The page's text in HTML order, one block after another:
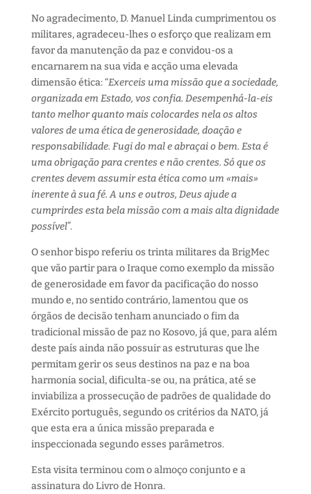
No agradecimento, D. Manuel Linda cumprimentou os
militares, agradeceu-lhes o esforço que realizam em
favor da manutenção da paz e convidou-os a
encarnarem na sua vida e acção uma elevada
dimensão ética: “Exerceis uma missão que a sociedade,
organizada em Estado, vos confia. Desempenhá-la-eis
tanto melhor quanto mais colocardes nela os altos
valores de uma ética de generosidade, doação e
responsabilidade. Fugi do mal e abraçai o bem. Esta é
uma obrigação para crentes e não crentes. Só que os
crentes devem assumir esta ética como um «mais»
inerente à sua fé. A uns e outros, Deus ajude a
cumprirdes esta bela missão com a mais alta dignidade
possível”.
O senhor bispo referiu os trinta militares da BrigMec
que vão partir para o Iraque como exemplo da missão
de generosidade em favor da pacificação do nosso
mundo e, no sentido contrário, lamentou que os
órgãos de decisão tenham anunciado o fim da
tradicional missão de paz no Kosovo, já que, para além
deste país ainda não possuir as estruturas que lhe
permitam gerir os seus destinos na paz e na boa
harmonia social, dificulta-se ou, na prática, até se
inviabiliza a prossecução de padrões de qualidade do
Exército português, segundo os critérios da NATO, já
que esta era a única missão preparada e
inspeccionada segundo esses parâmetros.
Esta visita terminou com o almoço conjunto e a
assinatura do Livro de Honra.